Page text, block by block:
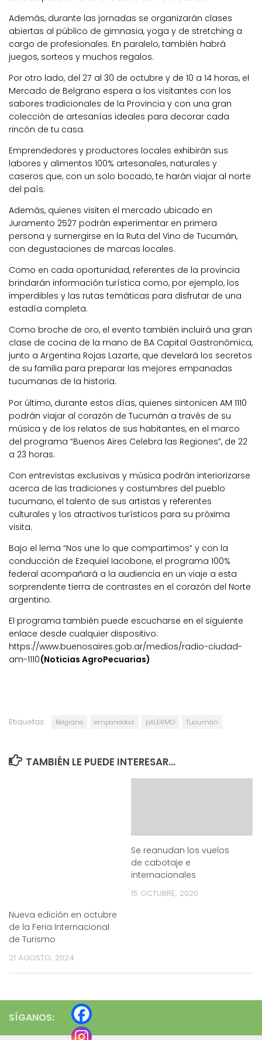
Además, durante las jornadas se organizarán clases
abiertas al público de gimnasia, yoga y de stretching a
cargo de profesionales. En paralelo, también habrá
juegos, sorteos y muchos regalos.
Por otro lado, del 27 al 30 de octubre y de 10 a 14 horas, el
Mercado de Belgrano espera a los visitantes con los
sabores tradicionales de la Provincia y con una gran
colección de artesanías ideales para decorar cada
rincón de tu casa.
Emprendedores y productores locales exhibirán sus
labores y alimentos 100% artesanales, naturales y
caseros que, con un solo bocado, te harán viajar al norte
del país.
Además, quienes visiten el mercado ubicado en
Juramento 2527 podrán experimentar en primera
persona y sumergirse en la Ruta del Vino de Tucumán,
con degustaciones de marcas locales.
Como en cada oportunidad, referentes de la provincia
brindarán información turística como, por ejemplo, los
imperdibles y las rutas temáticas para disfrutar de una
estadía completa.
Como broche de oro, el evento también incluirá una gran
clase de cocina de la mano de BA Capital Gastronómica,
junto a Argentina Rojas Lazarte, que develará los secretos
de su familia para preparar las mejores empanadas
tucumanas de la historia.
Por último, durante estos días, quienes sintonicen AM 1110
podrán viajar al corazón de Tucumán a través de su
música y de los relatos de sus habitantes, en el marco
del programa “Buenos Aires Celebra las Regiones”, de 22
a 23 horas.
Con entrevistas exclusivas y música podrán interiorizarse
acerca de las tradiciones y costumbres del pueblo
tucumano, el talento de sus artistas y referentes
culturales y los atractivos turísticos para su próxima
visita.
Bajo el lema “Nos une lo que compartimos” y con la
conducción de Ezequiel Iacobone, el programa 100%
federal acompañará a la audiencia en un viaje a esta
sorprendente tierra de contrastes en el corazón del Norte
argentino.
El programa también puede escucharse en el siguiente
enlace desde cualquier dispositivo:
https://www.buenosaires.gob.ar/medios/radio-ciudad-
am-1110(Noticias AgroPecuarias)
Etiquetas: Belgrano empanadas pALERMO Tucumán
TAMBIÉN LE PUEDE INTERESAR...
Nueva edición en octubre
de la Feria Internacional
de Turismo
21 AGOSTO, 2024
Se reanudan los vuelos
de cabotaje e
internacionales
15 OCTUBRE, 2020
SÍGANOS: